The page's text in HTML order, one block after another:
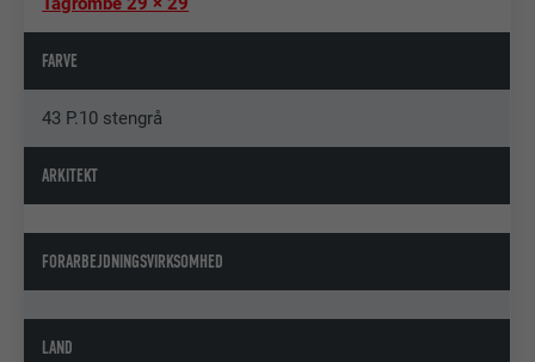
FARVE
43 P.10 stengrå
ARKITEKT
FORARBEJDNINGSVIRKSOMHED
LAND